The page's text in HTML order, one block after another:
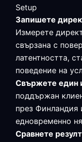
Setup
Запишете
Измерете
свързана с
латентността,
поведение на
Свържете един
поддържан
през Финландия
едновременно
Сравнете